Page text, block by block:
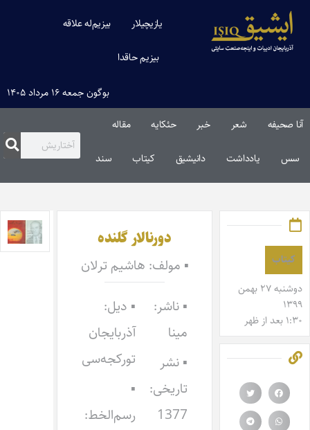
یازیچیلار بیزیم‌له علاقه
بیزیم حاقدا
بوگون جمعه ۱۶ مرداد ۱۴۰۵
آنا صحیفه شعر خبر حئکایه مقاله‌
سس یادداشت دانیشیق کیتاب سند
کیتاب
دوشنبه ۲۷ بهمن
۱۳۹۹
۱:۳۰ بعد از ظهر
دورنالار گلنده
▪ مولف: هاشیم ترلان
▪ ناشر:
مینا
▪ نشر
تاریخی:
1377
▪ دیل:
آذربایجان
تورکجه‌سی
▪
رسم‌الخط: